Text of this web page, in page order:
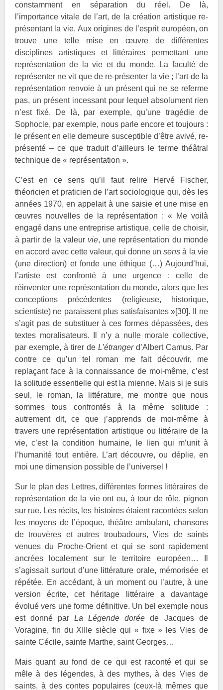
constamment en séparation du réel. De là,
l’importance vitale de l’art, de la création artistique re-
présentant la vie. Aux origines de l’esprit européen, on
trouve une telle mise en œuvre de différentes
disciplines artistiques et littéraires permettant une
représentation de la vie et du monde. La faculté de
représenter ne vit que de re-présenter la vie ; l’art de la
représentation renvoie à un présent qui ne se referme
pas, un présent incessant pour lequel absolument rien
n’est fixé. De là, par exemple, qu’une tragédie de
Sophocle, par exemple, nous parle encore et toujours :
le présent en elle demeure susceptible d’être avivé, re-
présenté – ce que traduit d’ailleurs le terme théâtral
technique de « représentation ».
C’est en ce sens qu’il faut relire Hervé
Fischer,
théoricien et praticien de l’art sociologique qui, dès les
années 1970, en appelait à une saisie et une mise en
œuvres nouvelles de la représentation : « Me voilà
engagé dans une entreprise artistique, celle de choisir,
à partir de la valeur vie, une représentation du monde
en accord avec cette valeur, qui donne un sensà la vie
(une direction) et fonde une éthique (…) Aujourd’hui,
l’artiste est confronté à une urgence : celle de
réinventer une représentation du monde, alors que les
conceptions précédentes (religieuse, historique,
scientiste) ne paraissent plus satisfaisantes »[30]. Il ne
s’agit pas de substituer à ces formes dépassées, des
textes moralisateurs. Il n’y a nulle morale collective,
par exemple, à tirer de L’étrangerd’Albert Camus. Par
contre ce qu’un tel roman me fait découvrir, me
replaçant face à la connaissance de moi-même, c’est
la solitude essentielle qui est la mienne. Mais si je suis
seul, le roman, la littérature, me montre que nous
sommes tous confrontés à la même solitude :
autrement dit, ce que j’apprends de moi-même à
travers une représentation artistique ou littéraire de la
vie, c’est la condition humaine, le lien qui m’unit à
l’humanité tout entière. L’art découvre, ou déplie, en
moi une dimension possible de l’universel !
Sur le plan des Lettres, différentes formes littéraires de
représentation de la vie ont eu, à tour de rôle, pignon
sur rue. Les récits, les histoires étaient racontées selon
les moyens de l’époque, théâtre ambulant, chansons
de trouvères et autres troubadours, Vies de saints
venues du Proche-Orient et qui se sont rapidement
ancrées localement sur le territoire européen… Il
s’agissait surtout d’une littérature orale, mémorisée et
répétée. En accédant, à un moment ou l’autre, à une
version écrite, cet héritage littéraire a davantage
évolué vers une forme définitive. Un bel exemple nous
est donné par La Légende doréede Jacques de
Voragine, fin du XIIIe siècle qui « fixe » les Vies de
sainte Cécile, sainte Marthe, saintGeorges…
Mais quant au fond de ce qui est raconté et qui se
mêle à des légendes, à des mythes, à des Vies de
saints, à des contes populaires (ceux-là mêmes que